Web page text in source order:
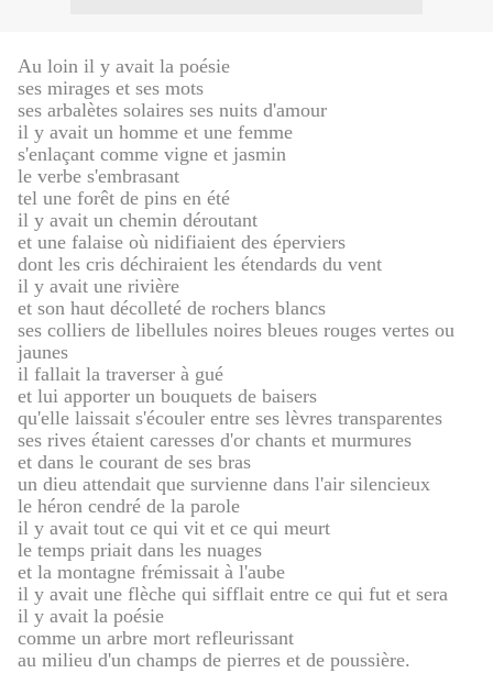
Au loin il y avait la poésie
ses mirages et ses mots
ses arbalètes solaires ses nuits d'amour
il y avait un homme et une femme
s'enlaçant comme vigne et jasmin
le verbe s'embrasant
tel une forêt de pins en été
il y avait un chemin déroutant
et une falaise où nidifiaient des éperviers
dont les cris déchiraient les étendards du vent
il y avait une rivière
et son haut décolleté de rochers blancs
ses colliers de libellules noires bleues rouges vertes ou
jaunes
il fallait la traverser à gué
et lui apporter un bouquets de baisers
qu'elle laissait s'écouler entre ses lèvres transparentes
ses rives étaient caresses d'or chants et murmures
et dans le courant de ses bras
un dieu attendait que survienne dans l'air silencieux
le héron cendré de la parole
il y avait tout ce qui vit et ce qui meurt
le temps priait dans les nuages
et la montagne frémissait à l'aube
il y avait une flèche qui sifflait entre ce qui fut et sera
il y avait la poésie
comme un arbre mort refleurissant
au milieu d'un champs de pierres et de poussière.